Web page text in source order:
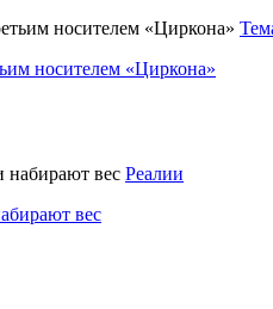
носителем «Циркона»
Реалии
вес